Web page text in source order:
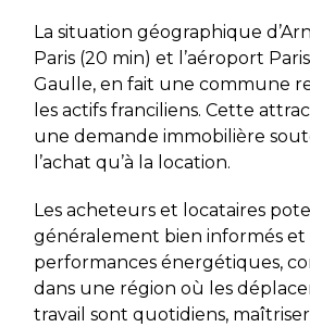
La situation géographique
Paris (20 min) et l’aéroport
Gaulle, en fait une commune
les actifs franciliens. Cette
une demande immobilière
l’achat qu’à la location.
Les acheteurs et locataires
généralement bien informés
performances énergétiques,
dans une région où les
travail sont quotidiens,